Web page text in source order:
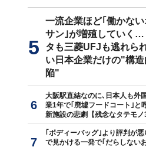
一流企業ほど｢働かな
サン｣が増殖していく…
タも三菱UFJも逃れら
い日本企業だけの"構造
陥"
大阪駅直結なのに､日本人も外
業1年で｢廃墟フードコート｣と
新施設の悲劇【残念なタテモノ
｢ボディーバッグ｣より評判が
で見かける一発で｢だらしない